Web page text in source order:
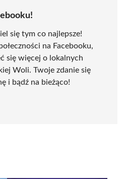
się tym co najlepsze!
na Facebooku,
się więcej o lokalnych
Woli. Twoje zdanie się
i bądź na bieżąco!